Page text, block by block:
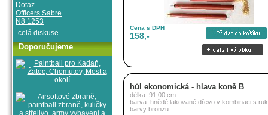
Cena s DPH
158,-
hůl ekonomická - hlava koně B
délka: 91,00 cm
barva: hnědé lakované dřevo v kombinaci s
barvy bronzu
Dotaz -
Officers Sabre
N8 1253
.. celá diskuse
Doporučujeme